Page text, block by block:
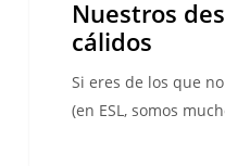
Nuestros
cálidos
Si eres de los que
(en ESL, somos